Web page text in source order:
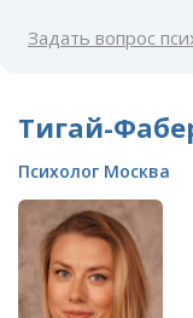
Задать вопрос
Тигай-
Психолог Москва